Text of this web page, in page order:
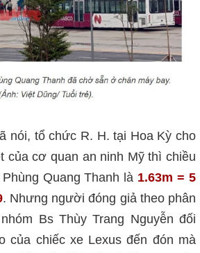
nói, tổ chức R. H. tại Hoa Kỳ cho
của cơ quan an ninh Mỹ thì chiều
Quang Thanh là 1.63m = 5
. Nhưng người đóng giả theo phân
Bs Thùy Trang Nguyễn đối
của chiếc xe Lexus đến đón mà